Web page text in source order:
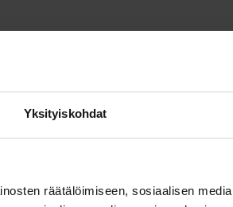
Yksityiskohdat
räätälöimiseen, sosiaalisen
Yleinen